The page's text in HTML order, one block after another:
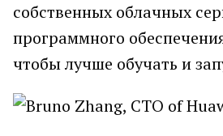
собственных облачных
программного
чтобы лучше обучать и